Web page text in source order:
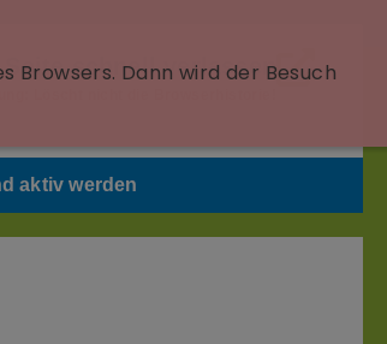
Seite schnell verlassen
aktiv werden
Browsers. Dann wird der Besuch